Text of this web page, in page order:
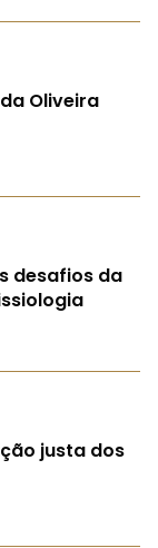
Oliveira
desafios da
justa dos